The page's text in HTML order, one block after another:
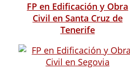
FP en Edificación y Obra
Civil en Santa Cruz de
Tenerife